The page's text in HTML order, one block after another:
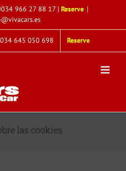
966 27 88 17| Reserve |
645 050 698 Reserve
las cookies